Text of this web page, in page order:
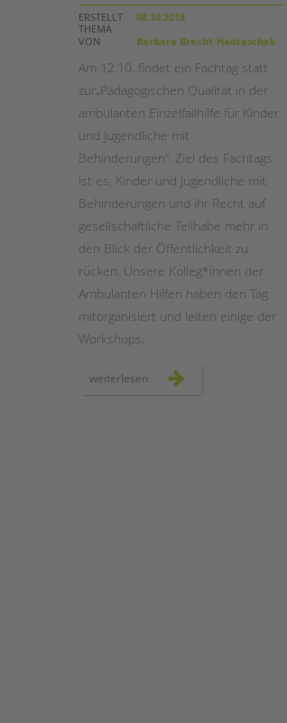
ERSTELLT
08.10.2018
THEMA
VON
Barbara Brecht-Hadraschek
Am 12.10. findet ein Fachtag statt
zur„Pädagogischen Qualität in der
ambulanten Einzelfallhilfe für Kinder
und Jugendliche mit
Behinderungen“. Ziel des Fachtags
ist es, Kinder und Jugendliche mit
Behinderungen und ihr Recht auf
gesellschaftliche Teilhabe mehr in
den Blick der Öffentlichkeit zu
rücken. Unsere Kolleg*innen der
Ambulanten Hilfen haben den Tag
mitorganisiert und leiten einige der
Workshops.
weiterlesen fachtag:
pädagogische